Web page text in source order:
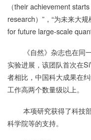
（their achievement
research）”，“为未来大
for future large-scale
《自然》杂志也在同一
实验进展，该团队首次在
者相比，中国科大成果在
工作高两个数量级以上。
本项研究获得了科技部
科学院等的支持。